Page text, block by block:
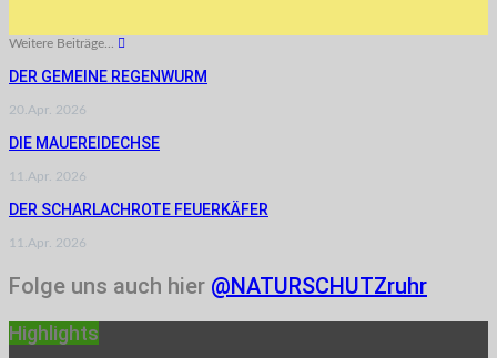
Weitere Beiträge...
DER GEMEINE REGENWURM
20.Apr. 2026
DIE MAUEREIDECHSE
11.Apr. 2026
DER SCHARLACHROTE FEUERKÄFER
11.Apr. 2026
Folge uns auch hier @NATURSCHUTZruhr
Highlights